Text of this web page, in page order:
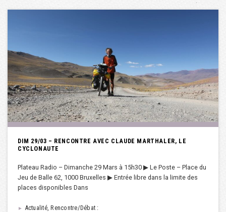
DIM 29/03 – RENCONTRE AVEC CLAUDE MARTHALER, LE
CYCLONAUTE
Plateau Radio – Dimanche 29 Mars à 15h30 ▶︎ Le Poste – Place du
Jeu de Balle 62, 1000 Bruxelles ▶︎ Entrée libre dans la limite des
places disponibles Dans
► Actualité, Rencontre/Débat :